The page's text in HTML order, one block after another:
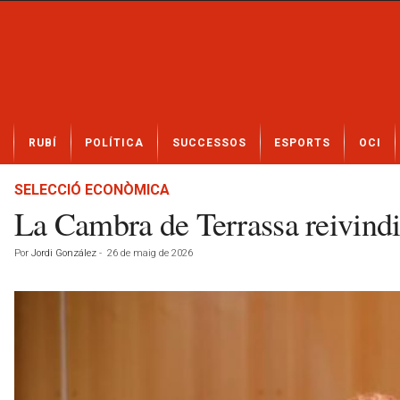
t
RUBÍ POLÍTICA SUCCESSOS ESPORTS OCI
SELECCIÓ ECONÒMICA
La Cambra de Terrassa
Por Jordi González - 26 de maig de 2026